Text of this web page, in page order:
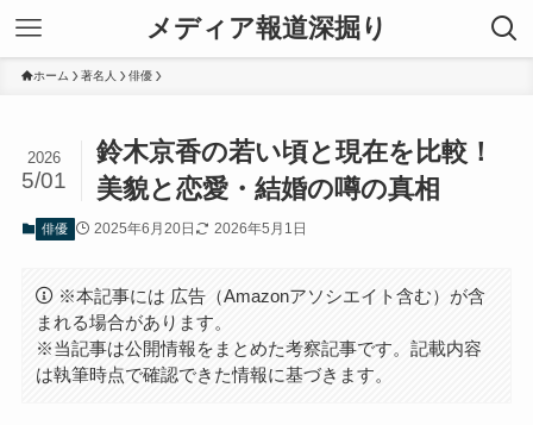
メディア報道深掘り
ホーム 著名人 俳優
鈴木京香の若い頃と現在を比較！
美貌と恋愛・結婚の噂の真相
2026
5/01
俳優 2025年6月20日 2026年5月1日
※本記事には 広告（Amazonアソシエイト含む）が含
まれる場合があります。
※当記事は公開情報をまとめた考察記事です。記載内容
は執筆時点で確認できた情報に基づきます。